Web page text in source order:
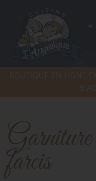
Garniture à petits pains
farcis